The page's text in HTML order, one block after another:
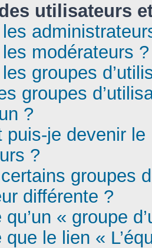
utilisateurs
modérateurs ?
groupes
groupes
?
puis-je devenir le
?
groupes
différente ?
qu’un « groupe
que le lien «